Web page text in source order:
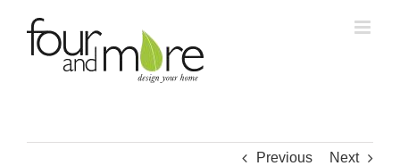
content
Previous Next